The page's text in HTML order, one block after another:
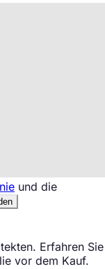
und die
Erfahren Sie
vor dem Kauf.